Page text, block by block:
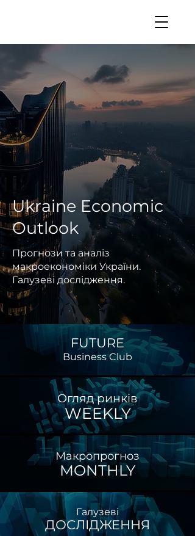
Ukraine Economic
Outlook
Прогнози та аналіз
макроекономіки України.
Галузеві дослідження.
FUTURE
Business Club
Огляд ринків
WEEKLY
Макропрогноз
MONTHLY
Галузеві
ДОСЛІДЖЕННЯ